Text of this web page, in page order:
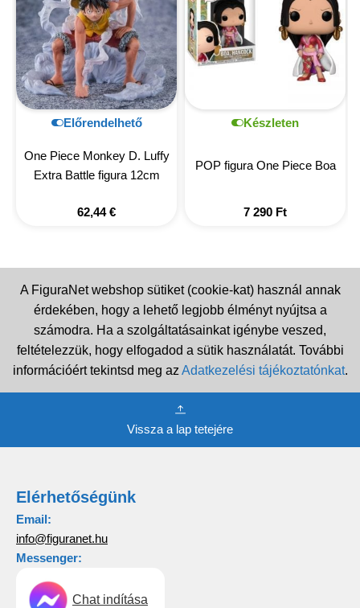
Előrendelhető
One Piece Monkey D. Luffy
Extra Battle figura 12cm
62,44€
Készleten
POP figura One Piece Boa
7 290 Ft
A FiguraNet webshop sütiket (cookie-kat) használ annak
érdekében, hogy a lehető legjobb élményt nyújtsa a
számodra. Ha a szolgáltatásainkat igénybe veszed,
feltételezzük, hogy elfogadod a sütik használatát. További
információért tekintsd meg az Adatkezelési tájékoztatónkat.
Vissza a lap tetejére
Elérhetőségünk
Email:
info@figuranet.hu
Messenger:
Chat indítása